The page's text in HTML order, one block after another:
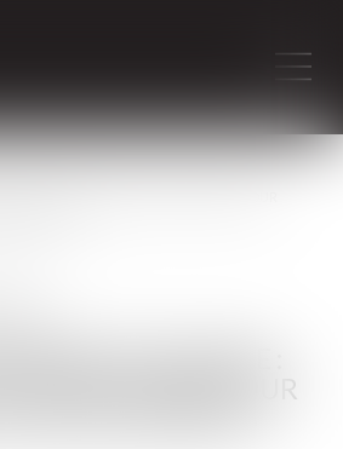
: UN PRÉJUDICE À DÉMONTRER POUR
LÉGAUX
DU SALAIRE :
À DÉMONTRER POUR
LES INTÉRÊTS